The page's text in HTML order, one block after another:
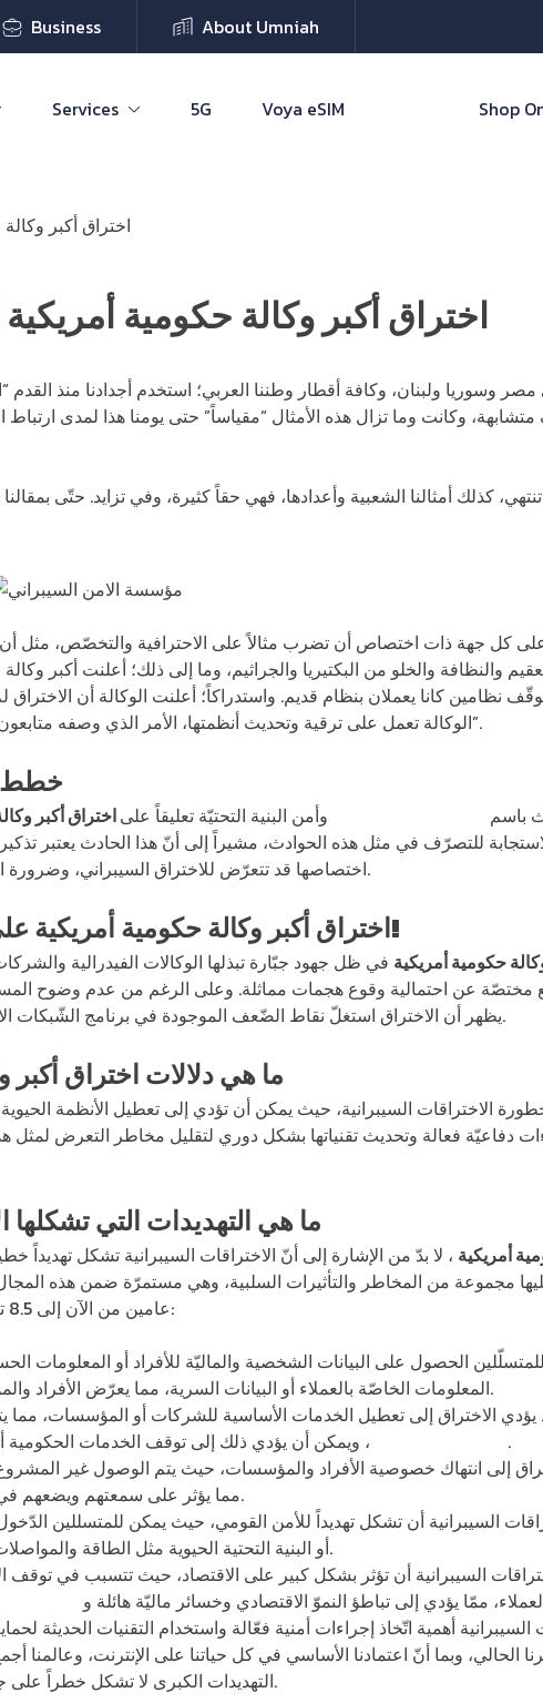
Business About Umniah
Services 5G Voya eSIM Shop
اختراق أكبر
اختراق أكبر وكالة حكومية
وسوريا ولبنان، وكافة أقطار وطننا العربي؛ استخدم أجدادنا منذ القدم
وكانت وما تزال هذه الأمثال “مقياساً” حتى يومنا هذا لمدى ارتباط
كل جهة ذات اختصاص أن تضرب مثالاً على الاحترافية والتخصّص، مثل أن
والنظافة والخلو من البكتيريا والجراثيم، وما إلى ذلك؛ أعلنت أكبر
نظامين كانا يعملان بنظام قديم. واستدراكاً؛ أعلنت الوكالة أن الاختراق
الوكالة تعمل على ترقية وتحديث أنظمتها، الأمر الذي وصفه متابعون بأنّه محاولة لتقليل أثر “الفضيحة”.
خطط
باسم وأمن البنية التحتيّة تعليقاً علىاختراق أكبر
للتصرّف في مثل هذه الحوادث، مشيراً إلى أنّ هذا الحادث يعتبر
اختصاصها قد تتعرّض للاختراق السيبراني، وضرورة الاستعداد لمواجهته أمر ملحّ للغاية.
اختراق أكبر وكالة حكومية أمريكية!
حكومية أمريكية في ظل جهود جبّارة تبذلها الوكالات الفيدرالية
عن احتمالية وقوع هجمات مماثلة. وعلى الرغم من عدم وضوح
يظهر أن الاختراق استغلّ نقاط الضّعف الموجودة في برنامج الشّبكات الافتراضيّة الخاصّة بالوكالة المعنيّة.
ما هي دلالاتاختراق أكبر
الاختراقات السيبرانية، حيث يمكن أن تؤدي إلى تعطيل الأنظمة
دفاعيّة فعالة وتحديث تقنياتها بشكل دوري لتقليل مخاطر التعرض
ما هي التهديدات التي تشكلها
أمريكية ، لا بدّ من الإشارة إلى أنّ الاختراقات السيبرانية تشكل تهديداً
مجموعة من المخاطر والتأثيرات السلبية، وهي مستمرّة ضمن هذه
عامين من الآن إلى 8.5 تريليون دولار. وأهم هذه التهديدات:
الحصول على البيانات الشخصية والماليّة للأفراد أو المعلومات
المعلومات الخاصّة بالعملاء أو البيانات السرية، مما يعرّض الأفراد والمؤسسات لخطر السرقة والاحتيال.
يؤدي الاختراق إلى تعطيل الخدمات الأساسية للشركات أو المؤسسات،
، ويمكن أن يؤدي ذلك إلى توقف الخدمات الحكومية أو التأثير على البنية التحتية للدولة.
إلى انتهاك خصوصية الأفراد والمؤسسات، حيث يتم الوصول غير
مما يؤثر على سمعتهم ويضعهم في خطر من الاستهداف المستقبلي.
السيبرانية أن تشكل تهديداً للأمن القومي، حيث يمكن للمتسللين
أو البنية التحتية الحيوية مثل الطاقة والمواصلات، مما يهدد استقرار الدولة وأمنها.
السيبرانية أن تؤثر بشكل كبير على الاقتصاد، حيث تتسبب في توقف
ممّا يؤدي إلى تباطؤ النموّ الاقتصادي وخسائر ماليّة هائلة و
أهمية اتّخاذ إجراءات أمنية فعّالة واستخدام التقنيات الحديثة
الحالي، وبما أنّ اعتمادنا الأساسي في كل حياتنا على الإنترنت، وعالمنا
التهديدات الكبرى لا تشكل خطراً على جهة واحدة، وإنّما على عالمنا ككل.